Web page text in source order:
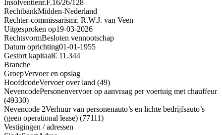
Insolventienr.F.16/26/128
RechtbankMidden-Nederland
Rechter-commissarismr. R.W.J. van Veen
Uitgesproken op19-03-2026
RechtsvormBesloten vennootschap
Datum oprichting01-01-1955
Gestort kapitaal€ 11.344
Branche
GroepVervoer en opslag
HoofdcodeVervoer over land (49)
NevencodePersonenvervoer op aanvraag per voertuig met chauffeur
(49330)
Nevencode 2Verhuur van personenauto’s en lichte bedrijfsauto’s
(geen operational lease) (77111)
Vestigingen / adressen